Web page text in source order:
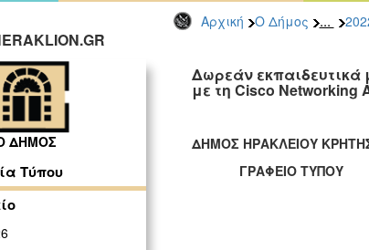
Αρχική Ο Δήμος ...
ΔΗΜΟΣ
Τύπου
Δωρεάν
με τη Cisco Networking
ΔΗΜΟΣ ΗΡΑΚΛΕΙΟΥ
ΓΡΑΦΕΙΟ ΤΥΠΟΥ